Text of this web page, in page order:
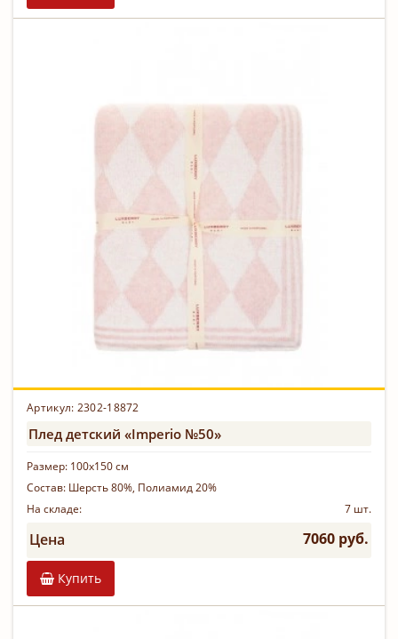
Артикул: 2302-18872
Плед детский «Imperio №50»
Размер: 100х150 см
Состав: Шерсть 80%, Полиамид 20%
На складе:
7 шт.
Цена 7060 руб.
Купить